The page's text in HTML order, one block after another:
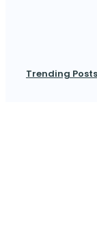
Trending Posts